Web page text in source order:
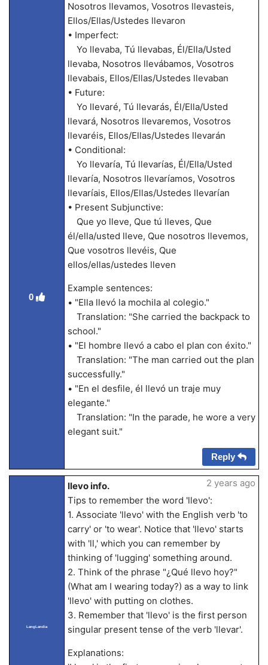
0
Nosotros llevamos, Vosotros llevasteis,
Ellos/Ellas/Ustedes llevaron
• Imperfect:
Yo llevaba, Tú llevabas, Él/Ella/Usted
llevaba, Nosotros llevábamos, Vosotros
llevabais, Ellos/Ellas/Ustedes llevaban
• Future:
Yo llevaré, Tú llevarás, Él/Ella/Usted
llevará, Nosotros llevaremos, Vosotros
llevaréis, Ellos/Ellas/Ustedes llevarán
• Conditional:
Yo llevaría, Tú llevarías, Él/Ella/Usted
llevaría, Nosotros llevaríamos, Vosotros
llevaríais, Ellos/Ellas/Ustedes llevarían
• Present Subjunctive:
Que yo lleve, Que tú lleves, Que
él/ella/usted lleve, Que nosotros llevemos,
Que vosotros llevéis, Que
ellos/ellas/ustedes lleven
Example sentences:
• "Ella llevó la mochila al colegio."
Translation: "She carried the backpack to
school."
• "El hombre llevó a cabo el plan con éxito."
Translation: "The man carried out the plan
successfully."
• "En el desfile, él llevó un traje muy
elegante."
Translation: "In the parade, he wore a very
elegant suit."
Reply
LangLandia
llevo info.
Tips to remember the word 'llevo':
1. Associate 'llevo' with the English verb 'to
carry' or 'to wear'. Notice that 'llevo' starts
with 'll,' which you can remember by
thinking of 'lugging' something around.
2. Think of the phrase "¿Qué llevo hoy?"
(What am I wearing today?) as a way to link
'llevo' with putting on clothes.
3. Remember that 'llevo' is the first person
singular present tense of the verb 'llevar'.
Explanations:
2 years ago